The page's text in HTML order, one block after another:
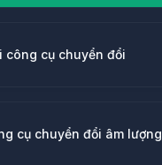
công cụ chuyển đổi
cụ chuyển đổi âm lượng